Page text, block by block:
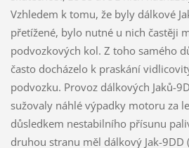
Vzhledem k tomu, že byly dálkové
přetížené, bylo nutné u nich častěji
podvozkových kol. Z toho samého
často docházelo k praskání
podvozku. Provoz dálkových Jaků-
sužovaly náhlé výpadky motoru za
důsledkem nestabilního přísunu
druhou stranu měl dálkový Jak-9DD (